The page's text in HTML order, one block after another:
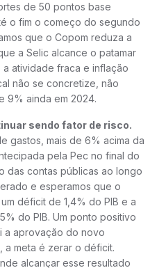
de 50 pontos base
o fim o começo do segundo
que o Copom reduza a
a Selic alcance o patamar
atividade fraca e inflação
não se concretize, não
9% ainda em 2024.
sendo fator de risco.
gastos, mais de 6% acima da
pela Pec no final do
das contas públicas ao longo
e esperamos que o
déficit de 1,4% do PIB e a
do PIB. Um ponto positivo
a aprovação do novo
a meta é zerar o déficit.
alcançar esse resultado